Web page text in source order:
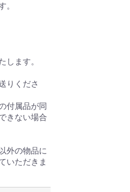
。
します。
りくださ
付属品が同
きない場合
外の物品に
いただきま